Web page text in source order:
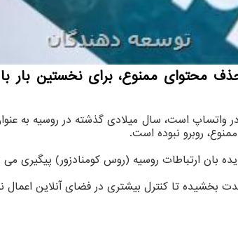
واتساپ است، سال میلادی گذشته در روسیه به
روبرو نبوده است.
بان ارتباطات روسیه (روس کومنادزور)
بخشیده تا کنترل بیشتری در فضای آنلاین اعمال